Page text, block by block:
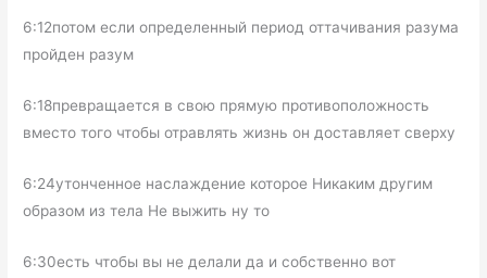
6:12потом если определенный период оттачивания разума
пройден разум
6:18превращается в свою прямую противоположность
вместо того чтобы отравлять жизнь он доставляет сверху
6:24утонченное наслаждение которое Никаким другим
образом из тела Не выжить ну то
6:30есть чтобы вы не делали да и собственно вот